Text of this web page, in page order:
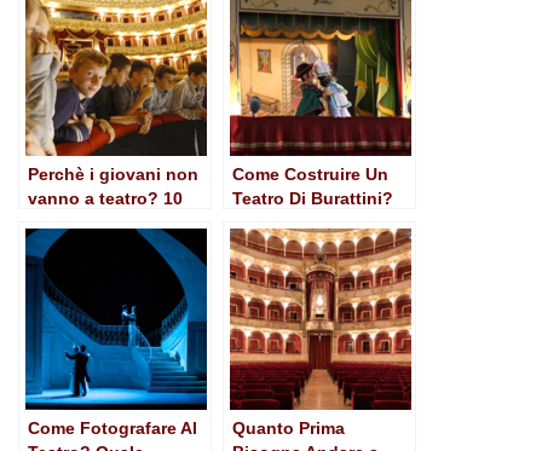
Perchè i giovani non
vanno a teatro? 10
Come Costruire Un
Teatro Di Burattini?
Come Fotografare Al
Quanto Prima